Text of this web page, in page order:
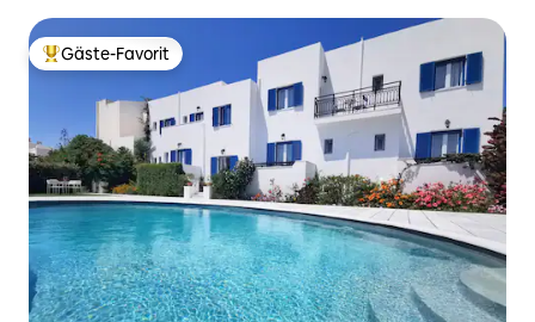
Beliebter Gäste-Favorit.
Gäste-Favorit